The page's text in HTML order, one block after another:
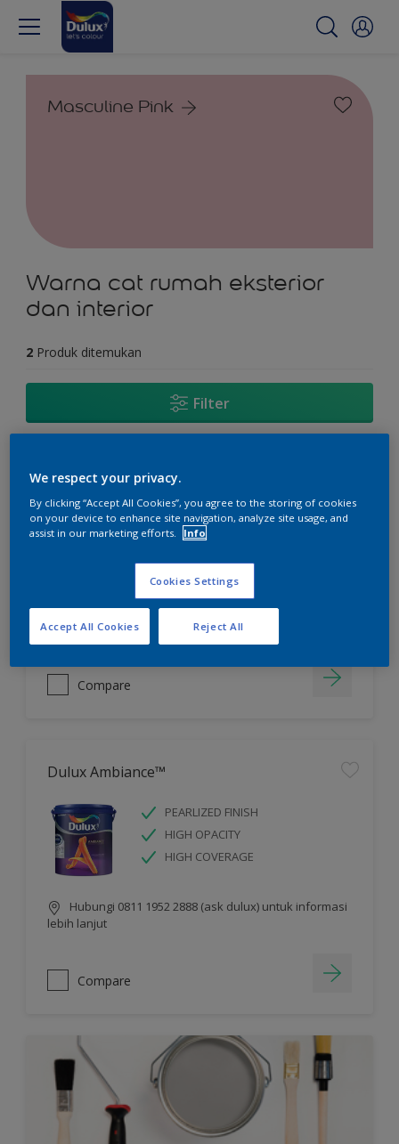
Masculine Pink
Warna cat rumah eksterior
dan interior
2 Produk ditemukan
Filter
Dulux Pentalite
PROCOVER TECHNOLOGY
COLOURGUARD
SMOOTH FINISH
Hubungi 0811 1952 2888 (ask dulux) untuk informasi
lebih lanjut
Compare
Dulux Ambiance™
PEARLIZED FINISH
HIGH OPACITY
HIGH COVERAGE
Hubungi 0811 1952 2888 (ask dulux) untuk informasi
lebih lanjut
Compare
We respect your privacy.
By clicking “Accept All Cookies”, you agree to the storing of cookies
on your device to enhance site navigation, analyze site usage, and
assist in our marketing efforts.
Info
Cookies Settings
Reject All
Accept All Cookies